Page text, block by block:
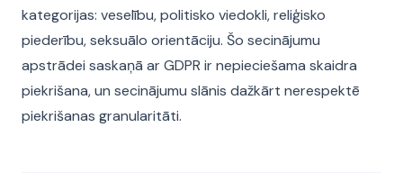
kategorijas: veselību, politisko viedokli, reliģisko
piederību, seksuālo orientāciju. Šo secinājumu
apstrādei saskaņā ar GDPR ir nepieciešama skaidra
piekrišana, un secinājumu slānis dažkārt nerespektē
piekrišanas granularitāti.